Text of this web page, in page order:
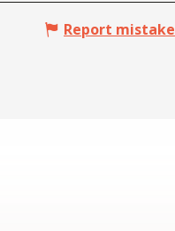
Report mistake